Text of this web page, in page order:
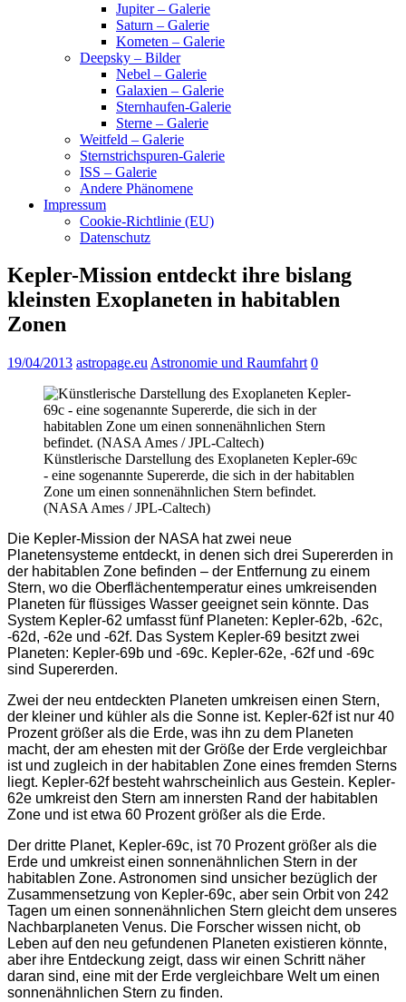
Jupiter – Galerie
Saturn – Galerie
Kometen – Galerie
Deepsky – Bilder
Nebel – Galerie
Galaxien – Galerie
Sternhaufen-Galerie
Sterne – Galerie
Weitfeld – Galerie
Sternstrichspuren-Galerie
ISS – Galerie
Andere Phänomene
Impressum
Cookie-Richtlinie (EU)
Datenschutz
Kepler-Mission entdeckt ihre bislang
kleinsten Exoplaneten in habitablen
Zonen
19/04/2013 astropage.eu Astronomie und Raumfahrt 0
Künstlerische Darstellung des Exoplaneten Kepler-69c
- eine sogenannte Supererde, die sich in der habitablen
Zone um einen sonnenähnlichen Stern befindet.
(NASA Ames / JPL-Caltech)
Die Kepler-Mission der NASA hat zwei neue
Planetensysteme entdeckt, in denen sich drei Supererden in
der habitablen Zone befinden – der Entfernung zu einem
Stern, wo die Oberflächentemperatur eines umkreisenden
Planeten für flüssiges Wasser geeignet sein könnte. Das
System Kepler-62 umfasst fünf Planeten: Kepler-62b, -62c,
-62d, -62e und -62f. Das System Kepler-69 besitzt zwei
Planeten: Kepler-69b und -69c. Kepler-62e, -62f und -69c
sind Supererden.
Zwei der neu entdeckten Planeten umkreisen einen Stern,
der kleiner und kühler als die Sonne ist. Kepler-62f ist nur 40
Prozent größer als die Erde, was ihn zu dem Planeten
macht, der am ehesten mit der Größe der Erde vergleichbar
ist und zugleich in der habitablen Zone eines fremden Sterns
liegt. Kepler-62f besteht wahrscheinlich aus Gestein. Kepler-
62e umkreist den Stern am innersten Rand der habitablen
Zone und ist etwa 60 Prozent größer als die Erde.
Der dritte Planet, Kepler-69c, ist 70 Prozent größer als die
Erde und umkreist einen sonnenähnlichen Stern in der
habitablen Zone. Astronomen sind unsicher bezüglich der
Zusammensetzung von Kepler-69c, aber sein Orbit von 242
Tagen um einen sonnenähnlichen Stern gleicht dem unseres
Nachbarplaneten Venus. Die Forscher wissen nicht, ob
Leben auf den neu gefundenen Planeten existieren könnte,
aber ihre Entdeckung zeigt, dass wir einen Schritt näher
daran sind, eine mit der Erde vergleichbare Welt um einen
sonnenähnlichen Stern zu finden.